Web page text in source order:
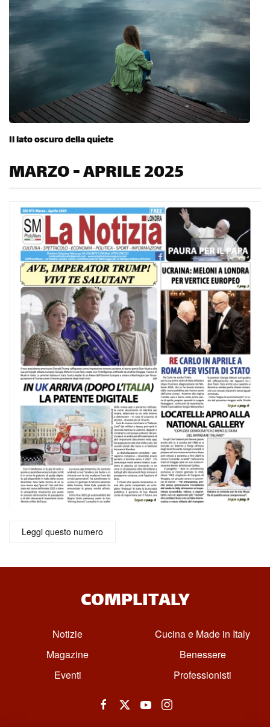
Il lato oscuro della quiete
MARZO - APRILE 2025
Leggi questo numero
COMPLITALY
Notizie
Magazine
Eventi
Cucina e Made in Italy
Benessere
Professionisti